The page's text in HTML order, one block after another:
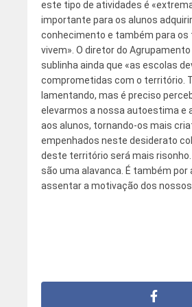
este tipo de atividades é
importante para os alunos
conhecimento e também para os
vivem». O diretor do Agrupamento
sublinha ainda que «as escolas
comprometidas com o território.
lamentando, mas é preciso
elevarmos a nossa autoestima e
aos alunos, tornando-os mais
empenhados neste desiderato
deste território será mais
são uma alavanca. É também por
assentar a motivação dos